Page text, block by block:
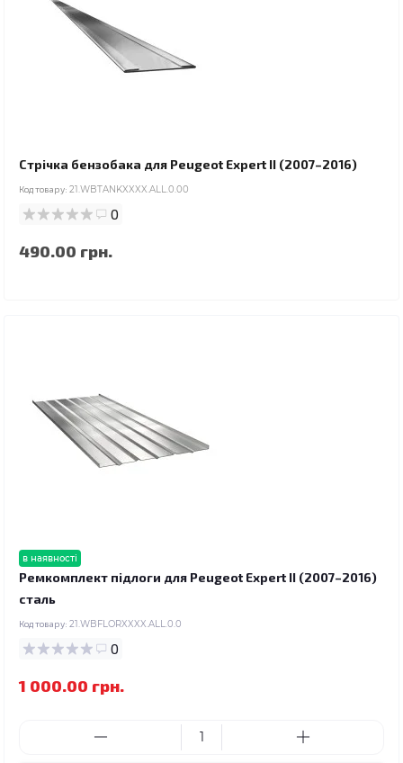
Стрічка бензобака для Peugeot Expert II (2007–2016)
Код товару: 21.WBTANKXXXX.ALL.0.00
0
490.00 грн.
в наявності
Ремкомплект підлоги для Peugeot Expert II (2007–2016)
сталь
Код товару: 21.WBFLORXXXX.ALL.0.0
0
1 000.00 грн.